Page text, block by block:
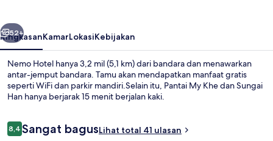
Berikutnya
52+
RingkasanKamarLokasiKebijakan
Nemo Hotel hanya 3,2 mil (5,1 km) dari bandara dan menawarkan
antar-jemput bandara. Tamu akan mendapatkan manfaat gratis
seperti WiFi dan parkir mandiri.Selain itu, Pantai My Khe dan Sungai
Han hanya berjarak 15 menit berjalan kaki.
Ulasan
8,48,4 dari 10
Sangat bagusLihat total 41 ulasan